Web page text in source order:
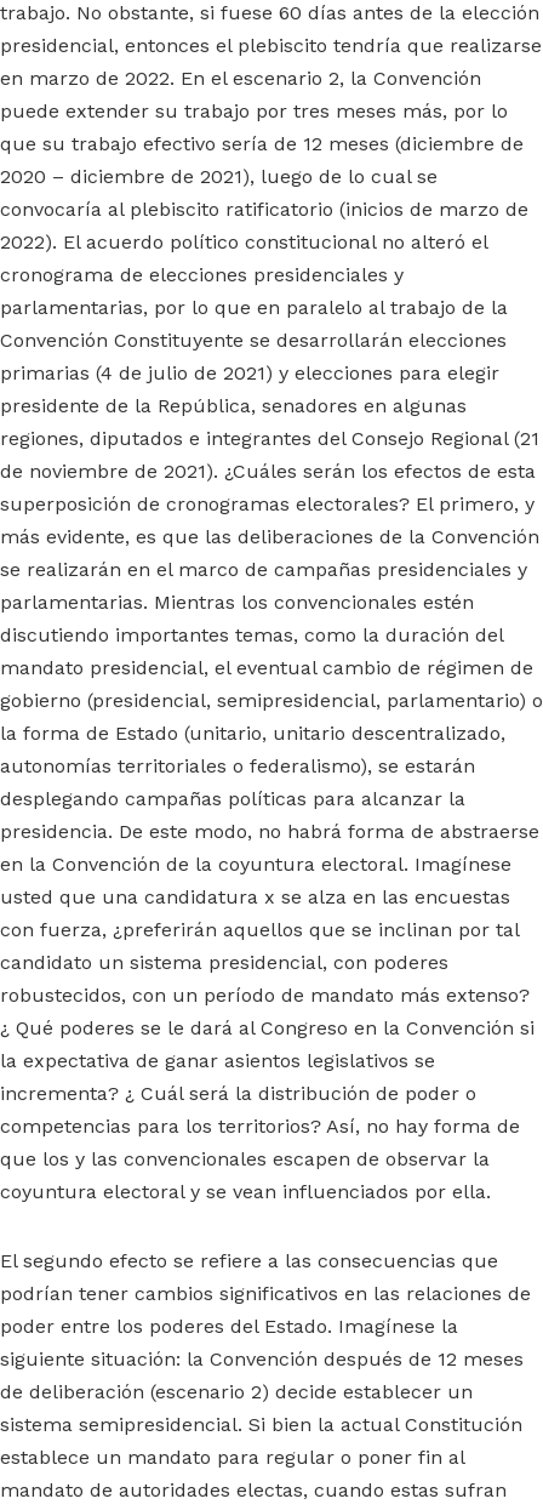
trabajo. No obstante, si fuese 60 días antes de la elección
presidencial, entonces el plebiscito tendría que realizarse
en marzo de 2022. En el escenario 2, la Convención
puede extender su trabajo por tres meses más, por lo
que su trabajo efectivo sería de 12 meses (diciembre de
2020 – diciembre de 2021), luego de lo cual se
convocaría al plebiscito ratificatorio (inicios de marzo de
2022). El acuerdo político constitucional no alteró el
cronograma de elecciones presidenciales y
parlamentarias, por lo que en paralelo al trabajo de la
Convención Constituyente se desarrollarán elecciones
primarias (4 de julio de 2021) y elecciones para elegir
presidente de la República, senadores en algunas
regiones, diputados e integrantes del Consejo Regional (21
de noviembre de 2021). ¿Cuáles serán los efectos de esta
superposición de cronogramas electorales? El primero, y
más evidente, es que las deliberaciones de la Convención
se realizarán en el marco de campañas presidenciales y
parlamentarias. Mientras los convencionales estén
discutiendo importantes temas, como la duración del
mandato presidencial, el eventual cambio de régimen de
gobierno (presidencial, semipresidencial, parlamentario) o
la forma de Estado (unitario, unitario descentralizado,
autonomías territoriales o federalismo), se estarán
desplegando campañas políticas para alcanzar la
presidencia. De este modo, no habrá forma de abstraerse
en la Convención de la coyuntura electoral. Imagínese
usted que una candidatura x se alza en las encuestas
con fuerza, ¿preferirán aquellos que se inclinan por tal
candidato un sistema presidencial, con poderes
robustecidos, con un período de mandato más extenso?
¿ Qué poderes se le dará al Congreso en la Convención si
la expectativa de ganar asientos legislativos se
incrementa? ¿ Cuál será la distribución de poder o
competencias para los territorios? Así, no hay forma de
que los y las convencionales escapen de observar la
coyuntura electoral y se vean influenciados por ella.
El segundo efecto se refiere a las consecuencias que
podrían tener cambios significativos en las relaciones de
poder entre los poderes del Estado. Imagínese la
siguiente situación: la Convención después de 12 meses
de deliberación (escenario 2) decide establecer un
sistema semipresidencial. Si bien la actual Constitución
establece un mandato para regular o poner fin al
mandato de autoridades electas, cuando estas sufran